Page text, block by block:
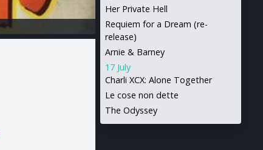
Her Private Hell
Requiem for a Dream (re-
release)
Arnie & Barney
17 July
Charli XCX: Alone Together
Le cose non dette
The Odyssey